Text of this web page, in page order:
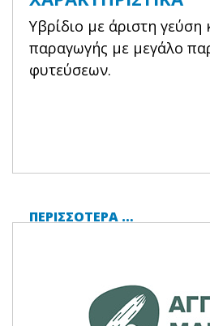
Υβρίδιο με άριστη γεύση
παραγωγής με μεγάλο
φυτεύσεων.
ΠΕΡΙΣΣΌΤΕΡΑ …